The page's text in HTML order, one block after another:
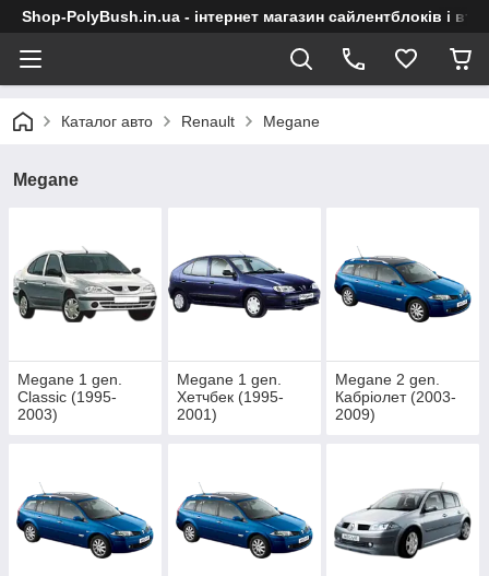
Shop-PolyBush.in.ua - інтернет магазин сайлентблоків і
Каталог авто Renault Megane
Megane
Megane 1 gen.
Classic (1995-
2003)
Megane 1 gen.
Хетчбек (1995-
2001)
Megane 2 gen.
Кабріолет (2003-
2009)